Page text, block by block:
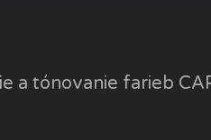
a tónovanie farieb